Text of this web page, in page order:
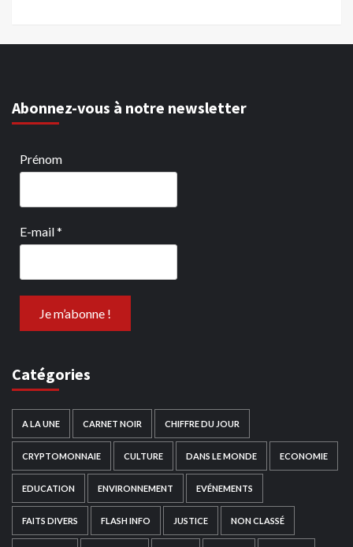
Abonnez-vous à notre newsletter
Prénom
E-mail*
Catégories
A LA UNE CARNET NOIR CHIFFRE DU JOUR
CRYPTOMONNAIE CULTURE DANS LE MONDE ECONOMIE
EDUCATION ENVIRONNEMENT EVÉNEMENTS
FAITS DIVERS FLASH INFO JUSTICE NON CLASSÉ